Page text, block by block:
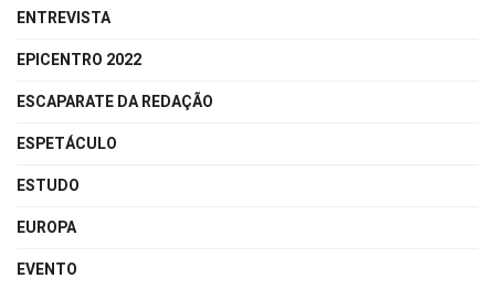
ENTREVISTA
EPICENTRO 2022
ESCAPARATE DA REDAÇÃO
ESPETÁCULO
ESTUDO
EUROPA
EVENTO